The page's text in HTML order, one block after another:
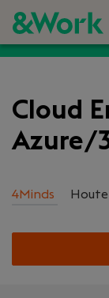
Cloud
Azure/
4Minds